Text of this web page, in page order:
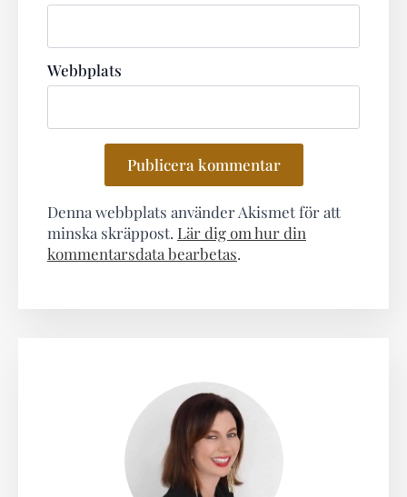
Webbplats
Denna webbplats använder Akismet för att
minska skräppost. Lär dig om hur din
kommentarsdata bearbetas.